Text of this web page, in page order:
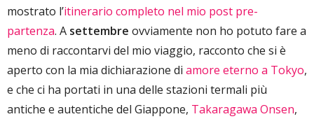
mostrato l’itinerario completo nel mio post pre-
partenza. A settembre ovviamente non ho potuto fare a
meno di raccontarvi del mio viaggio, racconto che si è
aperto con la mia dichiarazione di amore eterno a Tokyo,
e che ci ha portati in una delle stazioni termali più
antiche e autentiche del Giappone, Takaragawa Onsen,